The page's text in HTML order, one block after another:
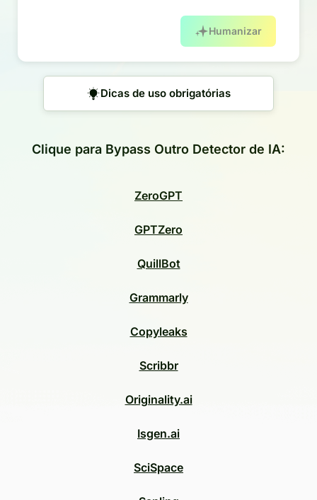
Humanizar
Dicas de uso obrigatórias
Clique para Bypass Outro Detector de IA:
ZeroGPT
GPTZero
QuillBot
Grammarly
Copyleaks
Scribbr
Originality.ai
Isgen.ai
SciSpace